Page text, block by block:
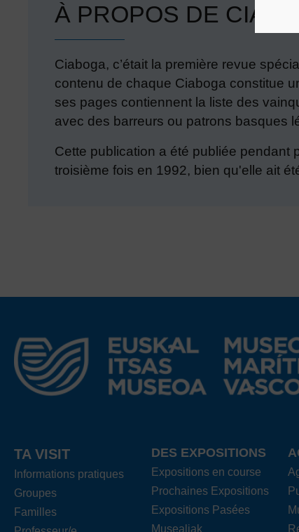
À PROPOS DE
Ciaboga, c’était la première revue
contenu de chaque Ciaboga constitue
ses pages contiennent la liste des
avec des barreurs ou patrons basques
Cette publication a été publiée pendant
troisième fois en 1992, bien qu'elle ait
TA VISIT
Informations pratiques
Groupes
Familles
DES EXPOSITIONS
Expositions en course
Prochaines Expositions
Expositions Pasées
Musealiak